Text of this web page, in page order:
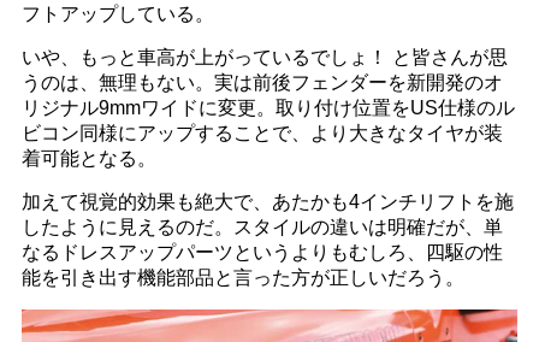
フトアップしている。
いや、もっと車高が上がっているでしょ！ と皆さんが思
うのは、無理もない。実は前後フェンダーを新開発のオ
リジナル9mmワイドに変更。取り付け位置をUS仕様のル
ビコン同様にアップすることで、より大きなタイヤが装
着可能となる。
加えて視覚的効果も絶大で、あたかも4インチリフトを施
したように見えるのだ。スタイルの違いは明確だが、単
なるドレスアップパーツというよりもむしろ、四駆の性
能を引き出す機能部品と言った方が正しいだろう。